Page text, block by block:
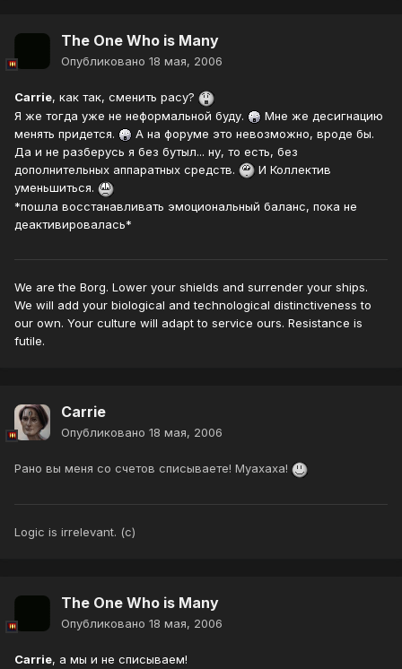
The One Who is Many
Опубликовано 18 мая, 2006
Carrie, как так, сменить расу?
Я же тогда уже не неформальной буду.
Мне же десигнацию
менять придется.
А на форуме это невозможно, вроде бы.
Да и не разберусь я без бутыл... ну, то есть, без
дополнительных аппаратных средств.
И Коллектив
уменьшиться.
*пошла восстанавливать эмоциональный баланс, пока не
деактивировалась*
We are the Borg. Lower your shields and surrender your ships.
We will add your biological and technological distinctiveness to
our own. Your culture will adapt to service ours. Resistance is
futile.
Carrie
Опубликовано 18 мая, 2006
Рано вы меня со счетов списываете! Муахаха!
Logic is irrelevant. (с)
The One Who is Many
Опубликовано 18 мая, 2006
Carrie, а мы и не списываем!